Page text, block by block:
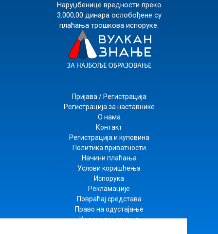
Наруџбенице вредности преко
3.000,00 динара ослобођене су
плаћања трошкова испоруке.
Пријава / Регистрација
Регистрација за наставнике
О нама
Контакт
Регистрација и куповина
Политика приватности
Начини плаћања
Услови коришћења
Испорука
Рекламације
Повраћај средстава
Право на одустајање
Кодекс понашања